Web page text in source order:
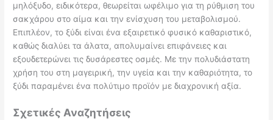
μηλόξυδο, ειδικότερα, θεωρείται ωφέλιμο για τη ρύθμιση του
σακχάρου στο αίμα και την ενίσχυση του μεταβολισμού.
Επιπλέον, το ξύδι είναι ένα εξαιρετικό φυσικό καθαριστικό,
καθώς διαλύει τα άλατα, απολυμαίνει επιφάνειες και
εξουδετερώνει τις δυσάρεστες οσμές. Με την πολυδιάστατη
χρήση του στη μαγειρική, την υγεία και την καθαριότητα, το
ξύδι παραμένει ένα πολύτιμο προϊόν με διαχρονική αξία.
Σχετικές Αναζητήσεις